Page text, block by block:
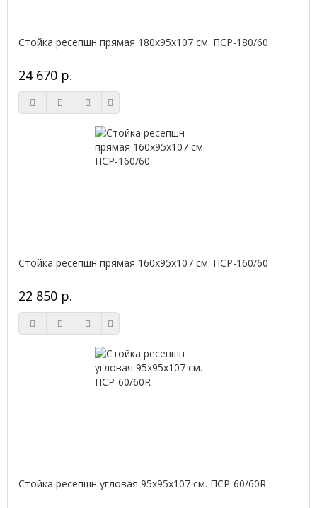
Стойка ресепшн прямая 180х95х107 см. ПСР-180/60
24 670 р.
Стойка ресепшн прямая 160х95х107 см. ПСР-160/60
22 850 р.
Стойка ресепшн угловая 95х95х107 см. ПСР-60/60R